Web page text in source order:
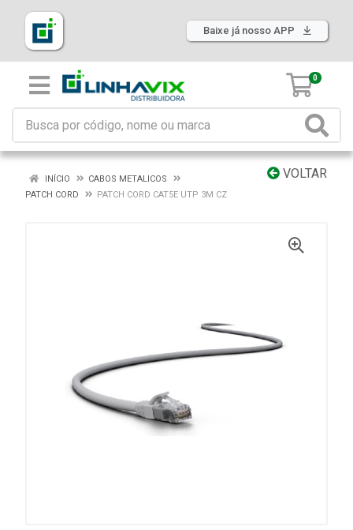
Baixe já nosso APP
0
VOLTAR
INÍCIO
CABOS METALICOS
PATCH CORD
PATCH CORD CAT5E UTP 3M CZ